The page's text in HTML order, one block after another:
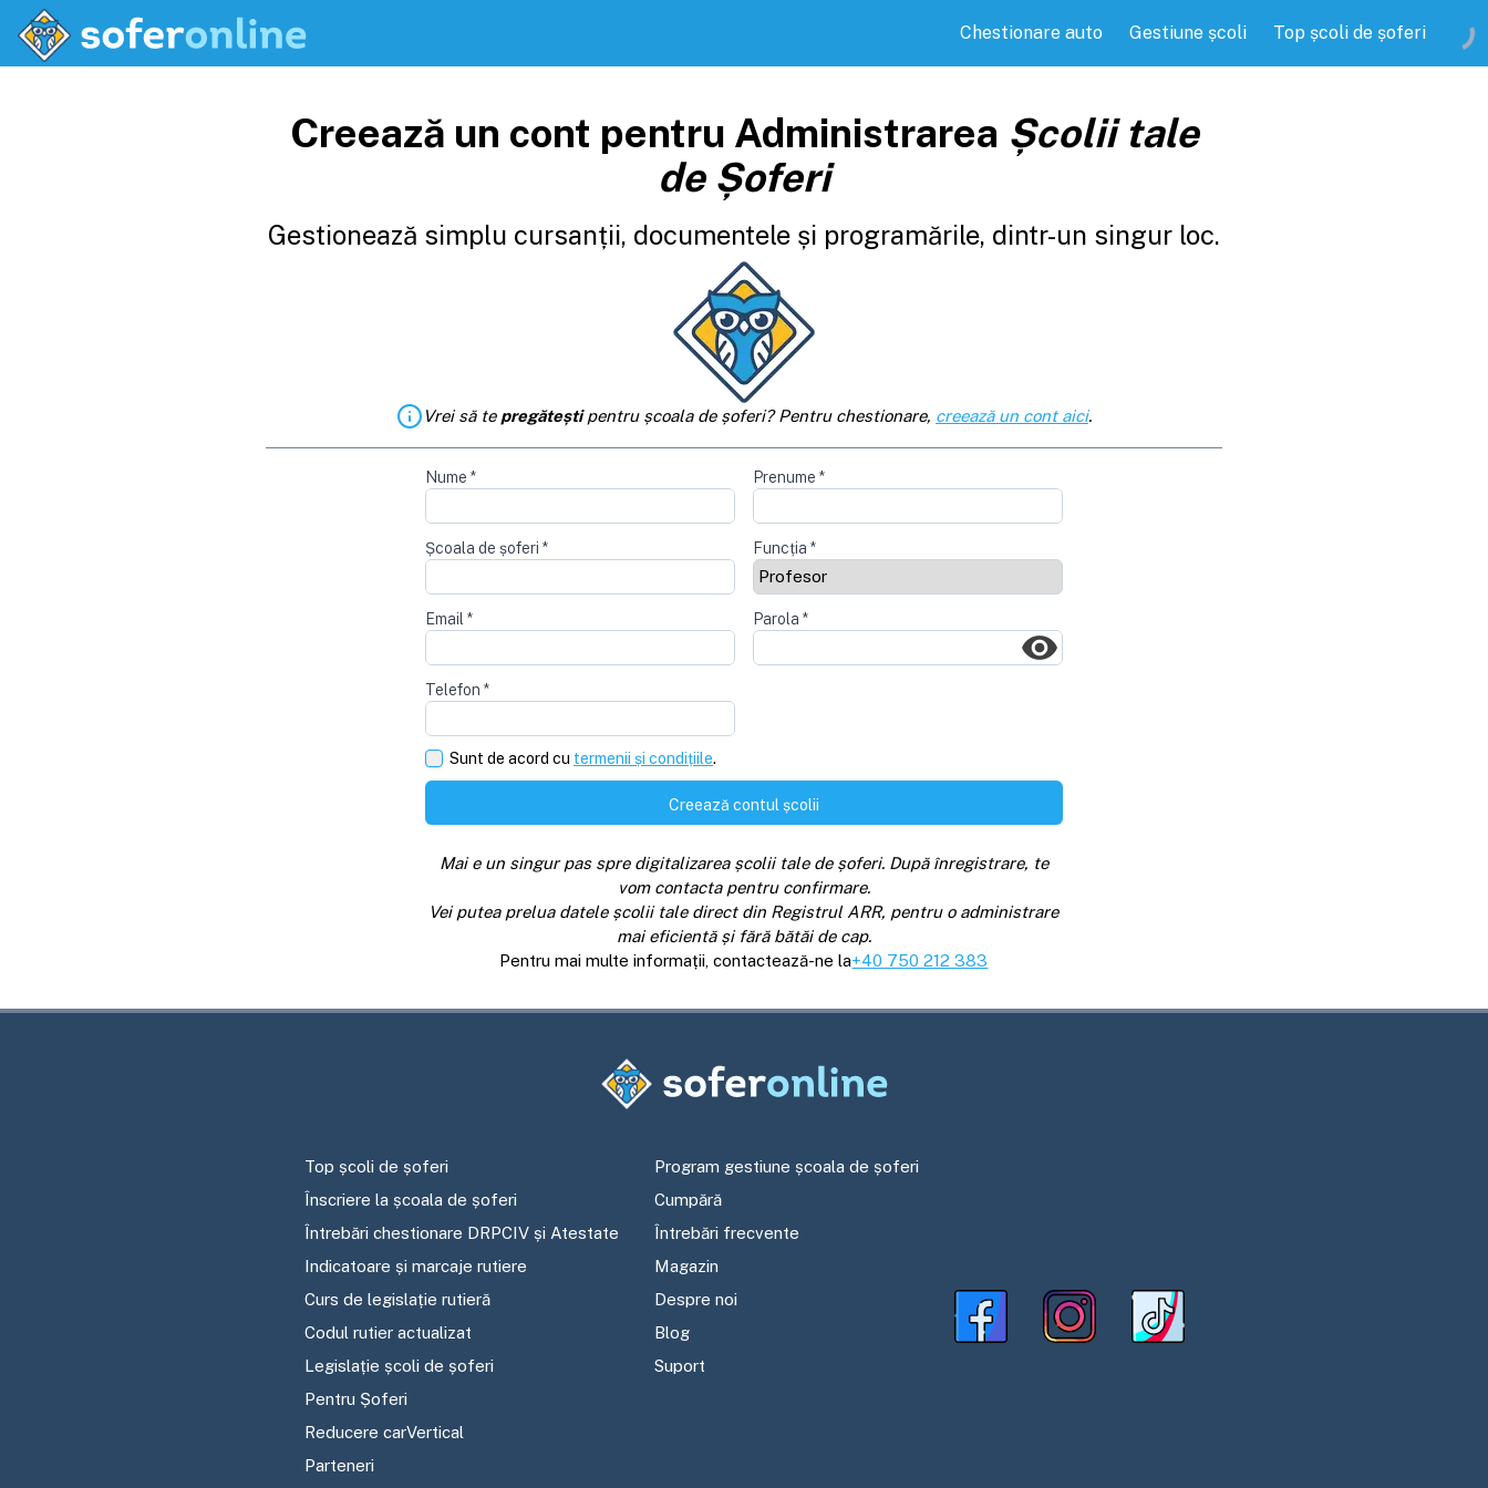
Chestionare auto Gestiune școli Top școli de șoferi
Creează un cont pentru Administrarea Școlii tale
de Șoferi
Gestionează simplu cursanții, documentele și programările, dintr-un singur loc.
Vrei să te pregăteștipentru școala de șoferi? Pentru chestionare, creează un cont aici.
Nume * Prenume *
Școala de șoferi * Funcția *
Email * Parola *
Telefon *
Sunt de acord cu termenii și condițiile.
Creează contul școlii
Mai e un singur pas spre digitalizarea școlii tale de șoferi. După înregistrare, te
vom contacta pentru confirmare.
Vei putea prelua datele școlii tale direct din Registrul ARR, pentru o administrare
mai eficientă și fără bătăi de cap.
Pentru mai multe informații, contactează-ne la+40 750 212 383
Top școli de șoferi
Înscriere la școala de șoferi
Întrebări chestionare DRPCIV și Atestate
Indicatoare și marcaje rutiere
Curs de legislație rutieră
Codul rutier actualizat
Legislație școli de șoferi
Pentru Șoferi
Reducere carVertical
Parteneri
Program gestiune școala de șoferi
Cumpără
Întrebări frecvente
Magazin
Despre noi
Blog
Suport